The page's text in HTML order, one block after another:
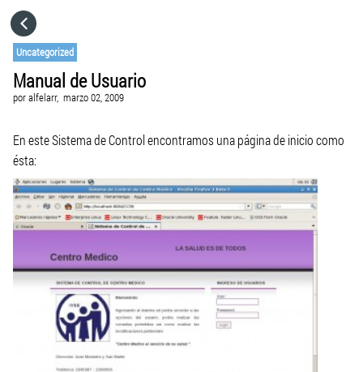
Uncategorized
Manual de Usuario
poralfelarr, marzo 02, 2009
En este Sistema de Control encontramos una página de inicio como
ésta:
VISITA EL SITIO WEB